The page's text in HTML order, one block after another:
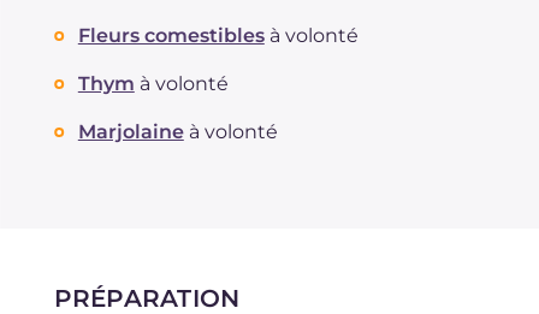
Fleurs comestibles à volonté
Thym à volonté
Marjolaine à volonté
PRÉPARATION